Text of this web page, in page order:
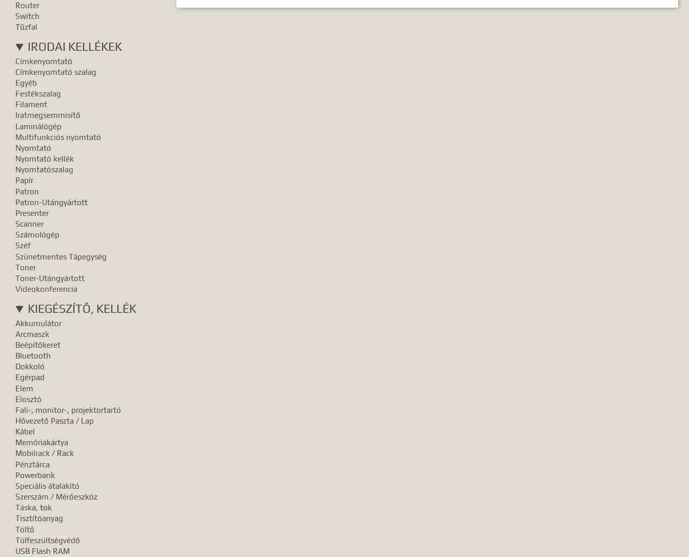
Router
Switch
Tűzfal
IRODAI KELLÉKEK
Címkenyomtató
Címkenyomtató szalag
Egyéb
Festékszalag
Filament
Iratmegsemmisítő
Laminálógép
Multifunkciós nyomtató
Nyomtató
Nyomtató kellék
Nyomtatószalag
Papír
Patron
Patron-Utángyártott
Presenter
Scanner
Számológép
Széf
Szünetmentes Tápegység
Toner
Toner-Utángyártott
Videokonferencia
KIEGÉSZÍTŐ, KELLÉK
Akkumulátor
Arcmaszk
Beépítőkeret
Bluetooth
Dokkoló
Egérpad
Elem
Elosztó
Fali-, monitor-, projektortartó
Hővezető Paszta / Lap
Kábel
Memóriakártya
Mobilrack / Rack
Pénztárca
Powerbank
Speciális átalakító
Szerszám / Mérőeszköz
Táska, tok
Tisztítóanyag
Töltő
Túlfeszültségvédő
USB Flash RAM